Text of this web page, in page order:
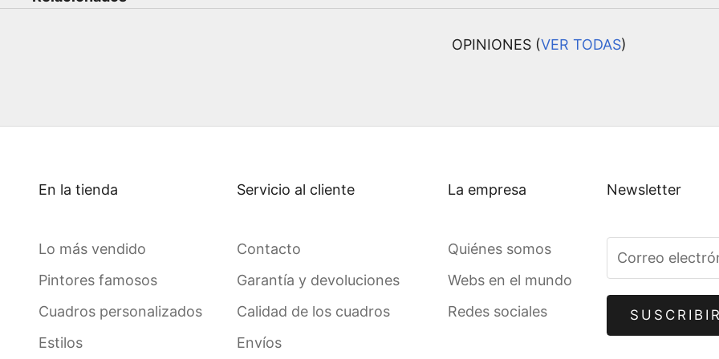
OPINIONES (VER TODAS)
En la tienda
Lo más vendido
Pintores famosos
Cuadros personalizados
Estilos
Servicio al cliente
Contacto
Garantía y devoluciones
Calidad de los cuadros
Envíos
La empresa
Quiénes somos
Webs en el mundo
Redes sociales
Newsletter